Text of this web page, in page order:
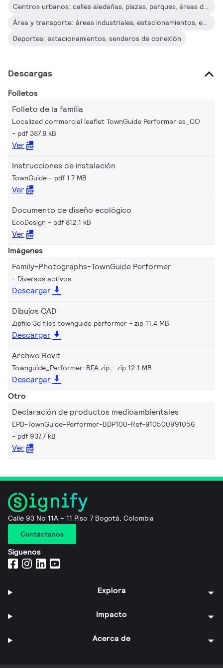
mantenimiento también sea sencillo. Philips ha hecho todo lo
posible para que el costo total de propiedad (TCO) de la
TownGuide Performer es una luminaria LED dedicada,
comparación con la iluminación convencional.
Centros urbanos: calles aledañas, plazas, parques, áreas de juegos, ciclovías, veredas, estacionamientos, rotondas, áreas peatonales y de centros comerciales
Área y transporte: áreas industriales, estacionamientos, estaciones de servicio, aeropuertos, puertos, áreas de transporte público
Deportes: estacionamientos, senderos de conexión
Descargas
Folletos
Folleto de la familia
Localized commercial leaflet TownGuide Performer es_CO
pdf 387.8 kB
Ver
Instrucciones de instalación
TownGuide pdf 1.7 MB
Ver
Documento de diseño ecológico
EcoDesign pdf 812.1 kB
Ver
Imágenes
Family-Photographs-TownGuide Performer
Diversos activos
Descargar
Dibujos CAD
Zipfile 3d files townguide performer zip 11.4 MB
Descargar
Archivo Revit
Townguide_Performer-RFA.zip zip 12.1 MB
Descargar
Otro
Declaración de productos medioambientales
EPD-TownGuide-Performer-BDP100-Ref-910500991056
pdf 937.7 kB
Ver
Calle 93 No 11A – 11 Piso 7 Bogotá, Colombia
Contáctanos
Síguenos
Explora
Impacto
Acerca de